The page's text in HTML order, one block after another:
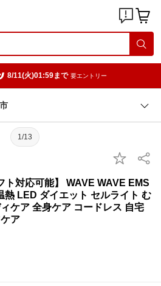
8/11(火)01:59まで 要エントリー
1/13
ト対応可能】 WAVE WAVE EMS
LED ダイエット セルライト む
ケア 全身ケア コードレス 自宅
ア